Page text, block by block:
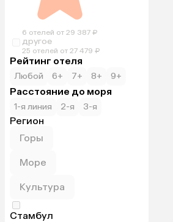
6 отелей от 29 387 ₽
другое
25 отелей от 27 479 ₽
Рейтинг отеля
Любой 6+ 7+ 8+ 9+
Расстояние до моря
1-я линия 2-я 3-я
Регион
Горы
Море
Культура
Стамбул